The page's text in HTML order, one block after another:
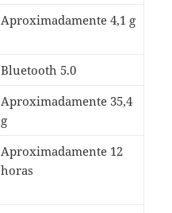
Aproximadamente 4,1 g
Bluetooth 5.0
Aproximadamente 35,4
g
Aproximadamente 12
horas